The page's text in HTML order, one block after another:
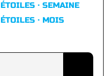
ÉTOILES · SEMAINE
ÉTOILES · MOIS